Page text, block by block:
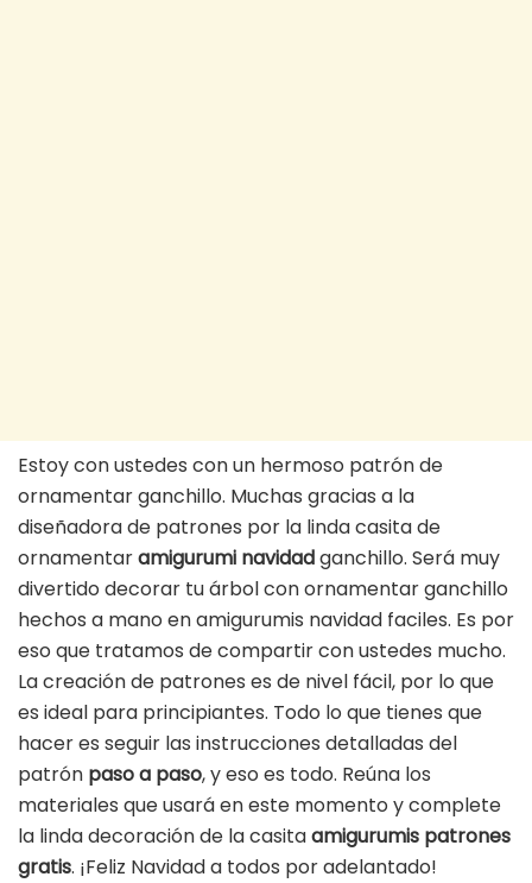
Estoy con ustedes con un hermoso patrón de
ornamentar ganchillo. Muchas gracias a la
diseñadora de patrones por la linda casita de
ornamentaramigurumi navidadganchillo. Será muy
divertido decorar tu árbol con ornamentar ganchillo
hechos a mano en amigurumis navidad faciles. Es por
eso que tratamos de compartir con ustedes mucho.
La creación de patrones es de nivel fácil, por lo que
es ideal para principiantes. Todo lo que tienes que
hacer es seguir las instrucciones detalladas del
patrón paso a paso, y eso es todo. Reúna los
materiales que usará en este momento y complete
la linda decoración de la casitaamigurumis patrones
gratis. ¡Feliz Navidad a todos por adelantado!